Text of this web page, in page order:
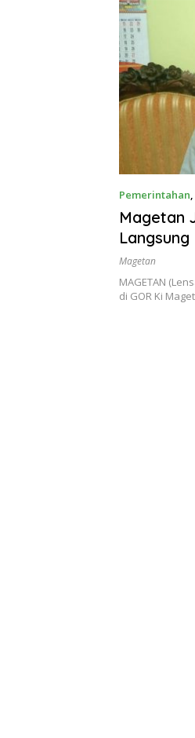
Pemerintahan,
Magetan
Bertambah
Magetan
MAGETAN
di GOR Ki